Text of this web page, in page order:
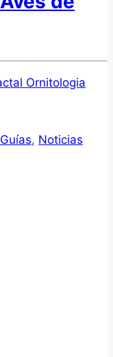
Ornitologia
, Noticias